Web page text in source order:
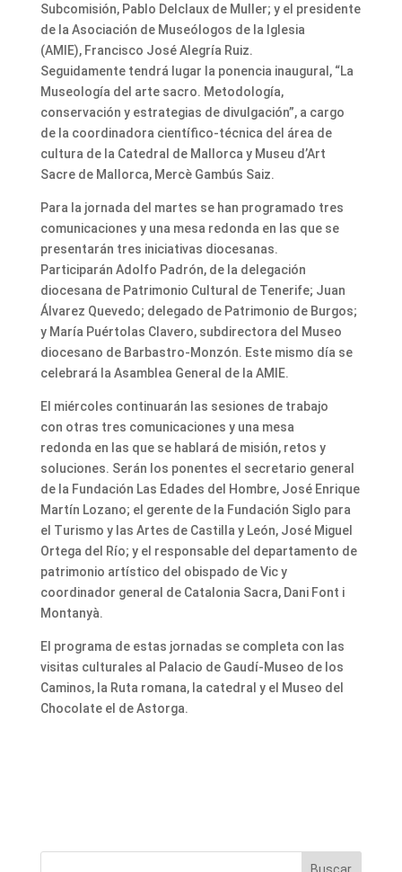
Subcomisión, Pablo Delclaux de Muller; y el presidente
de la Asociación de Museólogos de la Iglesia
(AMIE), Francisco José Alegría Ruiz.
Seguidamente tendrá lugar la ponencia inaugural, “La
Museología del arte sacro. Metodología,
conservación y estrategias de divulgación”, a cargo
de la coordinadora científico-técnica del área de
cultura de la Catedral de Mallorca y Museu d’Art
Sacre de Mallorca, Mercè Gambús Saiz.
Para la jornada del martes se han programado tres
comunicaciones y una mesa redonda en las que se
presentarán tres iniciativas diocesanas.
Participarán Adolfo Padrón, de la delegación
diocesana de Patrimonio Cultural de Tenerife; Juan
Álvarez Quevedo; delegado de Patrimonio de Burgos;
y María Puértolas Clavero, subdirectora del Museo
diocesano de Barbastro-Monzón. Este mismo día se
celebrará la Asamblea General de la AMIE.
El miércoles continuarán las sesiones de trabajo
con otras tres comunicaciones y una mesa
redonda en las que se hablará de misión, retos y
soluciones. Serán los ponentes el secretario general
de la Fundación Las Edades del Hombre, José Enrique
Martín Lozano; el gerente de la Fundación Siglo para
el Turismo y las Artes de Castilla y León, José Miguel
Ortega del Río; y el responsable del departamento de
patrimonio artístico del obispado de Vic y
coordinador general de Catalonia Sacra, Dani Font i
Montanyà.
El programa de estas jornadas se completa con las
visitas culturales al Palacio de Gaudí-Museo de los
Caminos, la Ruta romana, la catedral y el Museo del
Chocolate el de Astorga.